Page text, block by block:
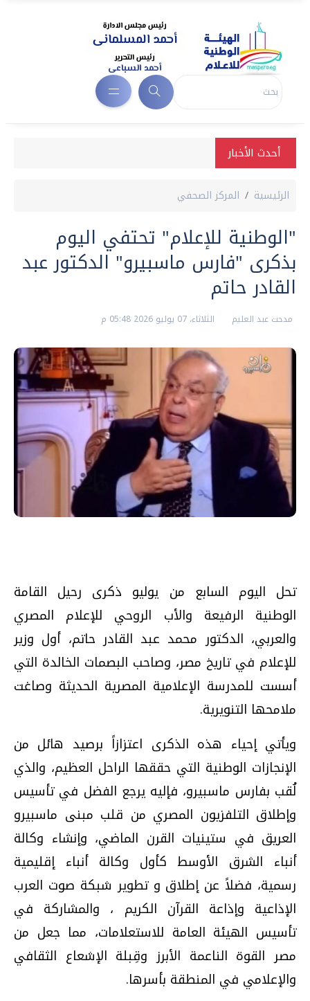
أحدث الأخبار
الرئيسية المركز الصحفي
"الوطنية للإعلام" تحتفي اليوم
بذكرى "فارس ماسبيرو" الدكتور عبد
القادر حاتم
مدحت عبد العليم الثلاثاء، 07 يوليو 2026 05:48 م
تحل اليوم السابع من يوليو ذكرى رحيل القامة
الوطنية الرفيعة والأب الروحي للإعلام المصري
والعربي، الدكتور محمد عبد القادر حاتم، أول وزير
للإعلام في تاريخ مصر، وصاحب البصمات الخالدة التي
أسست للمدرسة الإعلامية المصرية الحديثة وصاغت
ملامحها التنويرية.
ويأتي إحياء هذه الذكرى اعتزازاً برصيد هائل من
الإنجازات الوطنية التي حققها الراحل العظيم، والذي
لُقب بفارس ماسبيرو، فإليه يرجع الفضل في تأسيس
وإطلاق التلفزيون المصري من قلب مبنى ماسبيرو
العريق في ستينيات القرن الماضي، وإنشاء وكالة
أنباء الشرق الأوسط كأول وكالة أنباء إقليمية
رسمية، فضلاً عن إطلاق و تطوير شبكة صوت العرب
الإذاعية وإذاعة القرآن الكريم ، والمشاركة في
تأسيس الهيئة العامة للاستعلامات، مما جعل من
مصر القوة الناعمة الأبرز وقِبلة الإشعاع الثقافي
والإعلامي في المنطقة بأسرها.